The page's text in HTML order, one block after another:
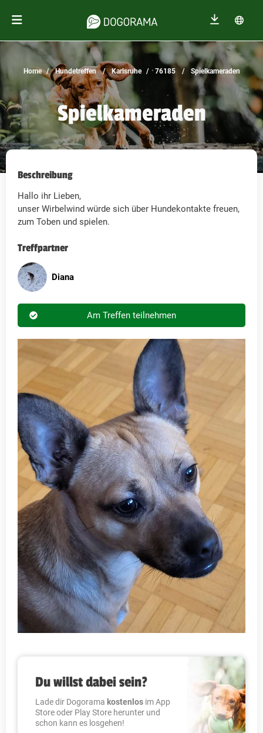
Home Hundetreffen Karlsruhe 76185 Spielkameraden
Spielkameraden
Beschreibung
Hallo ihr Lieben,
unser Wirbelwind würde sich über Hundekontakte freuen,
zum Toben und spielen.
Treffpartner
Diana
Am Treffen teilnehmen
Du willst dabei sein?
Lade dir Dogorama kostenlos im App
Store oder Play Store herunter und
schon kann es losgehen!